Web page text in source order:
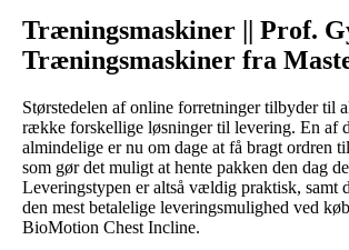
Træningsmaskiner || Prof.
Træningsmaskiner fra
Størstedelen af online forretninger tilbyder til
række forskellige løsninger til levering. En af
almindelige er nu om dage at få bragt ordren
som gør det muligt at hente pakken den dag
Leveringstypen er altså vældig praktisk, samt
den mest betalelige leveringsmulighed ved
BioMotion Chest Incline.